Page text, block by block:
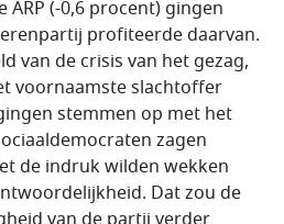
ARP (-0,6 procent) gingen
profiteerde daarvan.
van de crisis van het gezag,
voornaamste slachtoffer
stemmen op met het
zagen
de indruk wilden wekken
Dat zou de